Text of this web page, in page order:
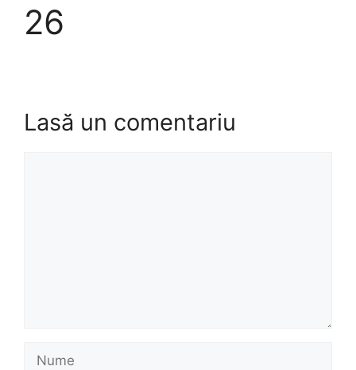
26
Lasă un comentariu
Nume